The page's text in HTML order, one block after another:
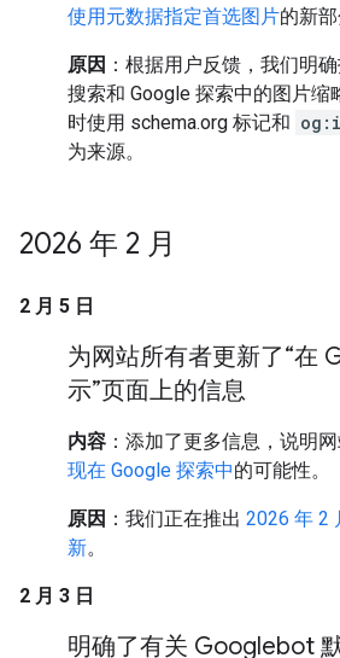
使用元数据指定首选图片的新部
原因 ：根据用户反馈，我们明
搜索和 Google 探索中的图片缩
时使用 schema.org 标记和
为来源。
2026 年 2 月
2 月 5 日
为网站所有者更新了“在
示”页面上的信息
内容 ：添加了更多信息，说明
现在 Google 探索中的可能性。
原因 ：我们正在推出 2026 年 2
新。
2 月 3 日
明确了有关 Googlebot